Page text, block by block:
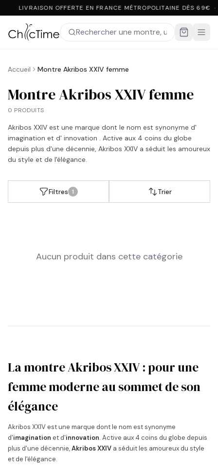
LIVRAISON OFFERTE EN FRANCE MÉTROPOLITAINE DÈS 69€
Accueil Montre Akribos XXIV femme
Montre Akribos XXIV femme
0 PRODUITS
Akribos XXIV est une marque dont le nom est synonyme d'
imagination et d' innovation . Active aux 4 coins du globe
depuis plus d'une décennie, Akribos XXIV a séduit les amoureux
du style et de l'élégance.
Filtres 1 Trier
Aucun produit dans cette catégorie
La montre Akribos XXIV : pour une
femme moderne au sommet de son
élégance
Akribos XXIV est une marque dont le nom est synonyme
d'imagination et d'innovation. Active aux 4 coins du globe depuis
plus d'une décennie,Akribos XXIV a séduit les amoureux du style
et de l'élégance.